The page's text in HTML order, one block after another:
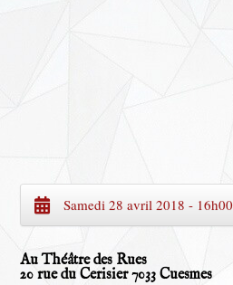
Samedi 28 avril 2018 - 16h00
Au Théâtre des Rues
20 rue du Cerisier 7033 Cuesmes